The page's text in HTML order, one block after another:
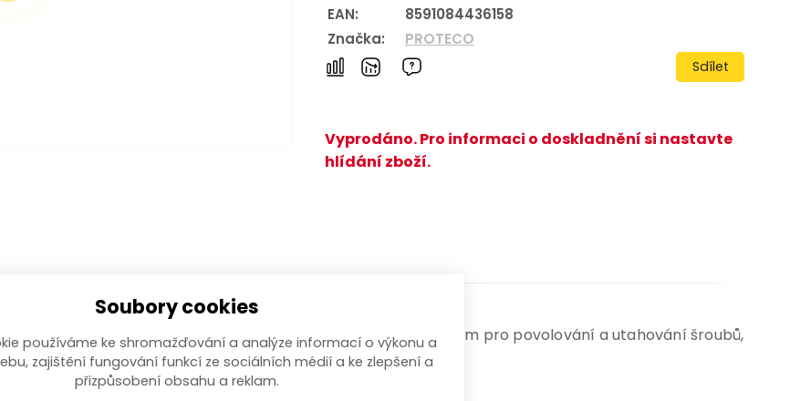
EAN:
8591084436158
Značka:
PROTECO
Sdílet
Vyprodáno. Pro informaci o doskladnění si nastavte
hlídání zboží.
vanadiové oceli. Svým zpracováním je mimořádně vhodným pro povolování a utahování šroubů,
Soubory cookies
používáme ke shromažďování a analýze informací o výkonu a
zajištění fungování funkcí ze sociálních médií a ke zlepšení a
přizpůsobení obsahu a reklam.